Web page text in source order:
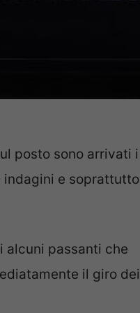
posto sono arrivati i
indagini e soprattutto
alcuni passanti che
il giro dei